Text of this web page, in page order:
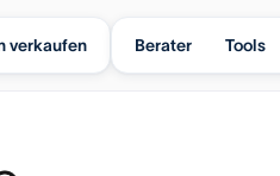
verkaufen Berater Tools